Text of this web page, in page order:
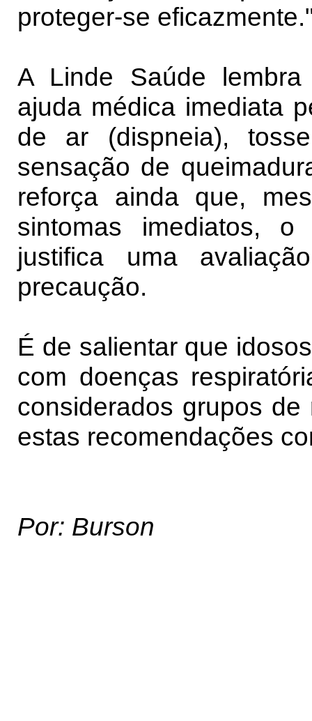
proteger-se
A Linde Saúde
ajuda médica imediata
de ar (dispneia),
sensação de
reforça ainda que,
sintomas imediatos,
justifica uma
precaução.
É de salientar que
com doenças
considerados grupos
estas recomendações
Por: Burson